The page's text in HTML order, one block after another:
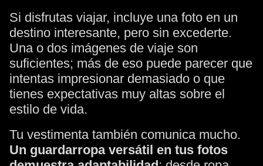
Si disfrutas viajar, incluye una foto en un
destino interesante, pero sin excederte.
Una o dos imágenes de viaje son
suficientes; más de eso puede parecer que
intentas impresionar demasiado o que
tienes expectativas muy altas sobre el
estilo de vida.
Tu vestimenta también comunica mucho.
Un guardarropa versátil en tus fotos